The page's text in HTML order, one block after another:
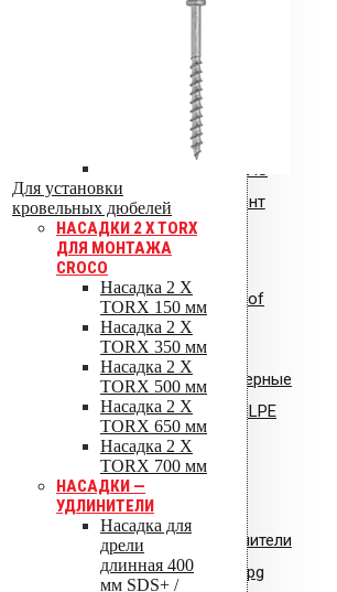
Для установки
кровельных дюбелей
НАСАДКИ 2 X TORX
ДЛЯ МОНТАЖА
CROCO
Насадка 2 X
TORX 150 мм
Насадка 2 X
TORX 350 мм
Насадка 2 X
TORX 500 мм
Насадка 2 X
TORX 650 мм
Насадка 2 X
TORX 700 мм
НАСАДКИ —
УДЛИНИТЕЛИ
Насадка для
дрели
длинная 400
мм SDS+ /
Общая инструкция по монтажу,
эксплуатации и обслуживанию
Инструкция по монтажу: Vilpe HS
Huopa/State проходной элемент
Инструкция по монтажу: Uniroof
кровельный люк
Сертификат соответствия: полимерные
стояки и водостоки системы VILPE
Сертификат соответствия:
вентиляторы типа VILPE.pdf
Сертификат соответствия: уплотнители
кровельные из EPDM резины.jpg